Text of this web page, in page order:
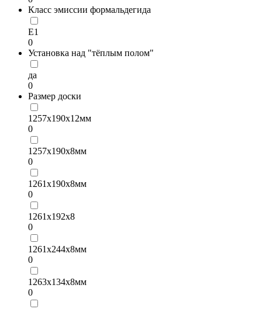
Класс эмиссии формальдегида
Е1
0
Установка над "тёплым полом"
да
0
Размер доски
1257х190х12мм
0
1257х190х8мм
0
1261х190х8мм
0
1261х192х8
0
1261х244х8мм
0
1263х134х8мм
0